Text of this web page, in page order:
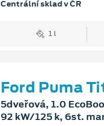
Centrální sklad v ČR
1 l
Ford Puma
5dveřová, 1.0
92 kW/125 k, 6st.